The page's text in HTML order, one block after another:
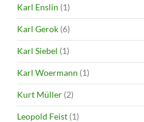
Karl Enslin (1)
Karl Gerok (6)
Karl Siebel (1)
Karl Woermann (1)
Kurt Müller (2)
Leopold Feist (1)